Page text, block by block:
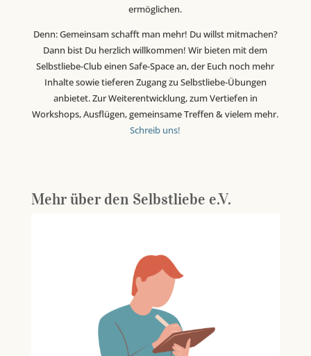
ermöglichen.
Denn: Gemeinsam schafft man mehr! Du willst mitmachen?
Dann bist Du herzlich willkommen! Wir bieten mit dem
Selbstliebe-Club einen Safe-Space an, der Euch noch mehr
Inhalte sowie tieferen Zugang zu Selbstliebe-Übungen
anbietet. Zur Weiterentwicklung, zum Vertiefen in
Workshops, Ausflügen, gemeinsame Treffen & vielem mehr.
Schreib uns!
Mehr über den Selbstliebe e.V.